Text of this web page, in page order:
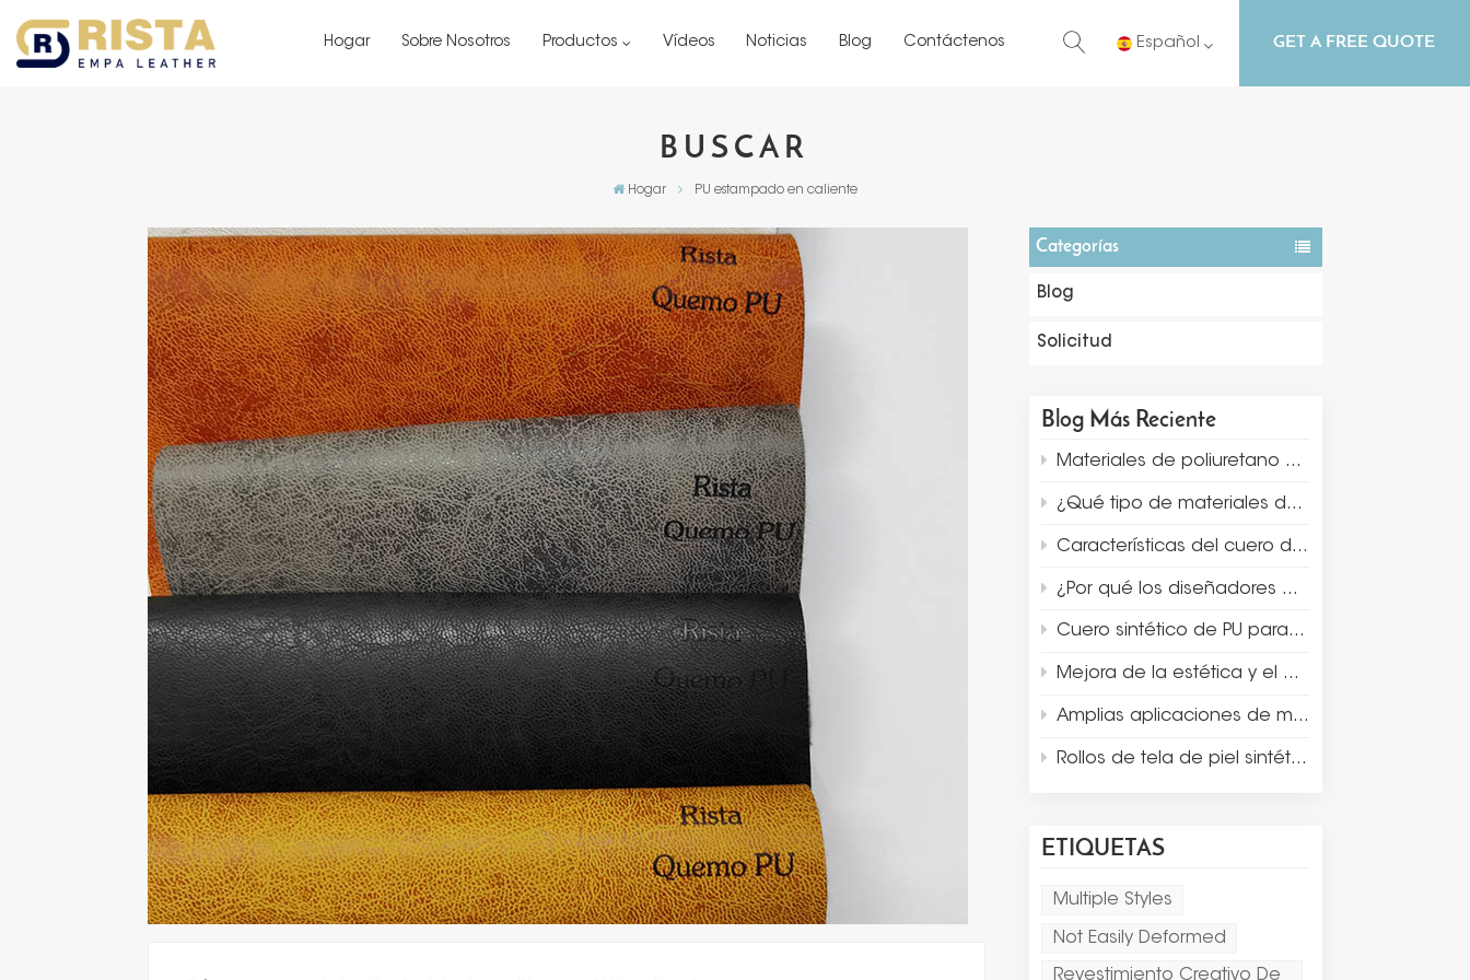
Hogar Sobre Nosotros Productos Vídeos Noticias Blog Contáctenos Español
Español
Português
GET A FREE QUOTE
BUSCAR
Hogar PU estampado en caliente
Categorías
Blog
Solicitud
Blog Más Reciente
Materiales de poliuretano creativos para la exhibición y el embalaje de joyas.
¿Qué tipo de materiales de recubrimiento son adecuados para el embalaje de lujo y la exhibición de joyas?
Características del cuero de gamuza de microfibra
¿Por qué los diseñadores eligen microfibra de gamuza para la exhibición y embalaje de joyas de lujo?
Cuero sintético de PU para accesorios de escaparate de joyeros
Mejora de la estética y el diseño del producto con cuero Thermo PU
Amplias aplicaciones de materiales de cuero sintético
Rollos de tela de piel sintética de doble cara para mantel individual
ETIQUETAS
Multiple Styles
Not Easily Deformed
Revestimiento Creativo De